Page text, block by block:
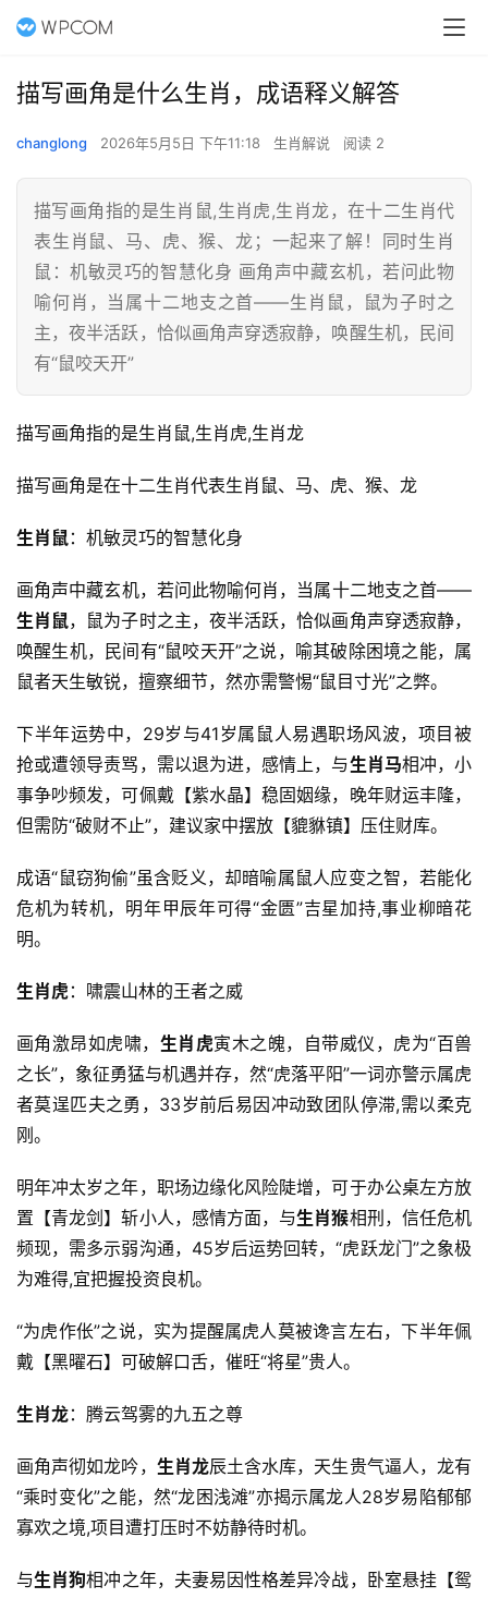
描写画角是什么生肖，成语释义解答
changlong 2026年5月5日 下午11:18 生肖解说 阅读 2
描写画角指的是生肖鼠,生肖虎,生肖龙，在十二生肖代
表生肖鼠、马、虎、猴、龙；一起来了解！同时生肖
鼠：机敏灵巧的智慧化身 画角声中藏玄机，若问此物
喻何肖，当属十二地支之首——生肖鼠，鼠为子时之
主，夜半活跃，恰似画角声穿透寂静，唤醒生机，民间
有“鼠咬天开”
描写画角指的是生肖鼠,生肖虎,生肖龙
描写画角是在十二生肖代表生肖鼠、马、虎、猴、龙
生肖鼠：机敏灵巧的智慧化身
画角声中藏玄机，若问此物喻何肖，当属十二地支之首——
生肖鼠，鼠为子时之主，夜半活跃，恰似画角声穿透寂静，
唤醒生机，民间有“鼠咬天开”之说，喻其破除困境之能，属
鼠者天生敏锐，擅察细节，然亦需警惕“鼠目寸光”之弊。
下半年运势中，29岁与41岁属鼠人易遇职场风波，项目被
抢或遭领导责骂，需以退为进，感情上，与生肖马相冲，小
事争吵频发，可佩戴【紫水晶】稳固姻缘，晚年财运丰隆，
但需防“破财不止”，建议家中摆放【貔貅镇】压住财库。
成语“鼠窃狗偷”虽含贬义，却暗喻属鼠人应变之智，若能化
危机为转机，明年甲辰年可得“金匮”吉星加持,事业柳暗花
明。
生肖虎：啸震山林的王者之威
画角激昂如虎啸， 生肖虎寅木之魄，自带威仪，虎为“百兽
之长”，象征勇猛与机遇并存，然“虎落平阳”一词亦警示属虎
者莫逞匹夫之勇，33岁前后易因冲动致团队停滞,需以柔克
刚。
明年冲太岁之年，职场边缘化风险陡增，可于办公桌左方放
置【青龙剑】斩小人，感情方面，与生肖猴相刑，信任危机
频现，需多示弱沟通，45岁后运势回转，“虎跃龙门”之象极
为难得,宜把握投资良机。
“为虎作伥”之说，实为提醒属虎人莫被谗言左右，下半年佩
戴【黑曜石】可破解口舌，催旺“将星”贵人。
生肖龙：腾云驾雾的九五之尊
画角声彻如龙吟， 生肖龙辰土含水库，天生贵气逼人，龙有
“乘时变化”之能，然“龙困浅滩”亦揭示属龙人28岁易陷郁郁
寡欢之境,项目遭打压时不妨静待时机。
与生肖狗相冲之年，夫妻易因性格差异冷战，卧室悬挂【鸳